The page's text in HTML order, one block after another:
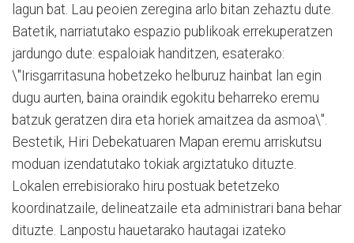
lagun bat. Lau peoien zeregina arlo bitan zehaztu dute.
Batetik, narriatutako espazio publikoak errekuperatzen
jardungo dute: espaloiak handitzen, esaterako:
\"Irisgarritasuna hobetzeko helburuz hainbat lan egin
dugu aurten, baina oraindik egokitu beharreko eremu
batzuk geratzen dira eta horiek amaitzea da asmoa\".
Bestetik, Hiri Debekatuaren Mapan eremu arriskutsu
moduan izendatutako tokiak argiztatuko dituzte.
Lokalen errebisiorako hiru postuak betetzeko
koordinatzaile, delineatzaile eta administrari bana behar
dituzte. Lanpostu hauetarako hautagai izateko